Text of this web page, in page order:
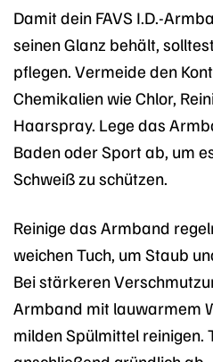
Damit dein FAVS I.D.-
seinen Glanz behält,
pflegen. Vermeide den
Chemikalien wie Chlor,
Haarspray. Lege das
Baden oder Sport ab, um
Schweiß zu schützen.
Reinige das Armband
weichen Tuch, um Staub
Bei stärkeren
Armband mit lauwarmem
milden Spülmittel reinigen.